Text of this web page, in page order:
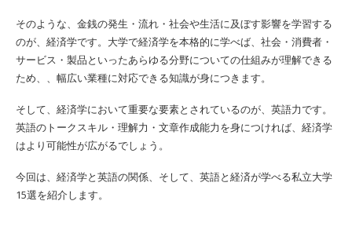
そのような、金銭の発生・流れ・社会や生活に及ぼす影響を学習する
のが、経済学です。大学で経済学を本格的に学べば、社会・消費者・
サービス・製品といったあらゆる分野についての仕組みが理解できる
ため、、幅広い業種に対応できる知識が身につきます。
そして、経済学において重要な要素とされているのが、英語力です。
英語のトークスキル・理解力・文章作成能力を身につければ、経済学
はより可能性が広がるでしょう。
今回は、経済学と英語の関係、そして、英語と経済が学べる私立大学
15選を紹介します。